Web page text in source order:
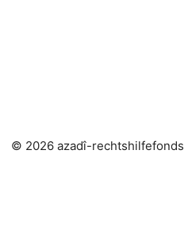
© 2026 azadî-rechtshilfefonds